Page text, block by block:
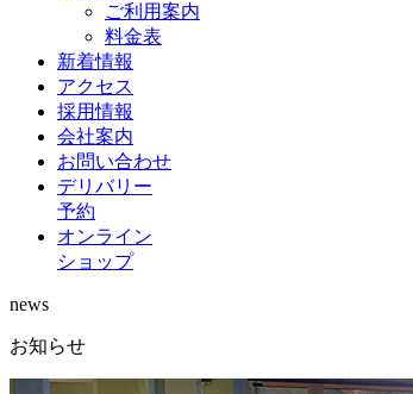
ご利用案内
料金表
新着情報
アクセス
採用情報
会社案内
お問い合わせ
デリバリー
予約
オンライン
ショップ
news
お知らせ